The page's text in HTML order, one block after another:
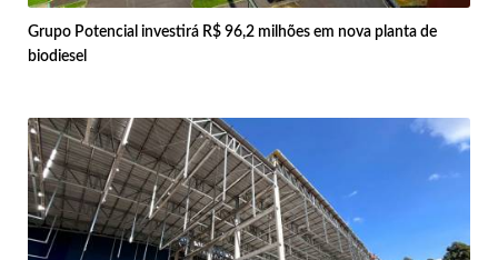
Grupo Potencial investirá R$ 96,2 milhões em nova planta de
biodiesel